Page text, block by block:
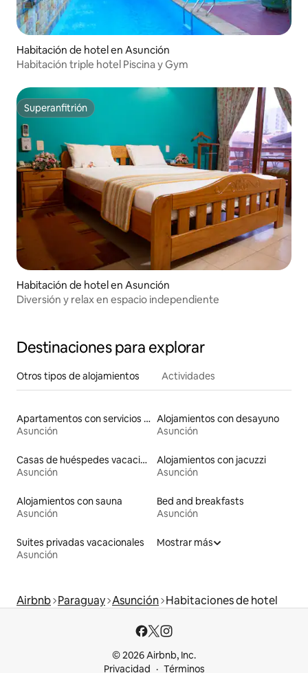
Habitación de hotel en Asunción
Habitación triple hotel Piscina y Gym
Superanfitrión
Superanfitrión
Habitación de hotel en Asunción
Diversión y relax en espacio independiente
Destinaciones para explorar
Otros tipos de alojamientos Actividades
Apartamentos con servicios incluidos vacacionales
Asunción
Alojamientos con desayuno
Asunción
Casas de huéspedes vacacionales
Asunción
Alojamientos con jacuzzi
Asunción
Alojamientos con sauna
Asunción
Bed and breakfasts
Asunción
Suites privadas vacacionales
Asunción
Mostrar más
Airbnb Paraguay Asunción Habitaciones de hotel
© 2026 Airbnb, Inc.
Privacidad
Términos